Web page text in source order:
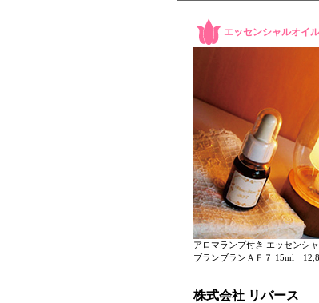
エッセンシャルオイル
アロマランプ付き エッセンシ
ブランブランＡＦ７ 15ml
株式会社 リバース